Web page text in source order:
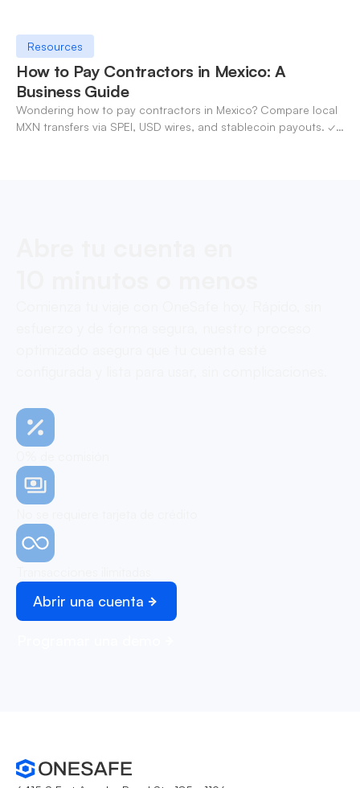
Resources
How to Pay Contractors in Mexico: A
Business Guide
Wondering how to pay contractors in Mexico? Compare local
MXN transfers via SPEI, USD wires, and stablecoin payouts. ✓
Abrir una cuenta